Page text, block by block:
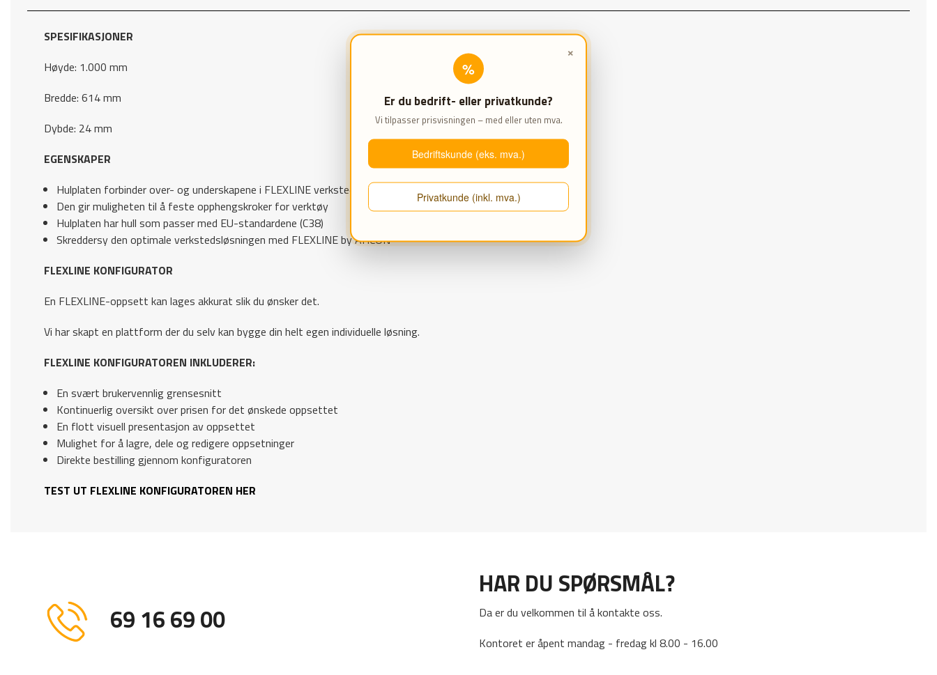
×
%
Er du bedrift- eller privatkunde?
Vi tilpasser prisvisningen – med eller uten mva.
Bedriftskunde (eks. mva.)
Privatkunde (inkl. mva.)
SPESIFIKASJONER
Høyde: 1.000 mm
Bredde: 614 mm
Dybde: 24 mm
EGENSKAPER
Hulplaten forbinder over- og underskapene i FLEXLINE verkstedsmøbelserien
Den gir muligheten til å feste opphengskroker for verktøy
Hulplaten har hull som passer med EU-standardene (C38)
Skreddersy den optimale verkstedsløsningen med FLEXLINE by AHCON
FLEXLINE KONFIGURATOR
En FLEXLINE-oppsett kan lages akkurat slik du ønsker det.
Vi har skapt en plattform der du selv kan bygge din helt egen individuelle løsning.
FLEXLINE KONFIGURATOREN INKLUDERER:
En svært brukervennlig grensesnitt
Kontinuerlig oversikt over prisen for det ønskede oppsettet
En flott visuell presentasjon av oppsettet
Mulighet for å lagre, dele og redigere oppsetninger
Direkte bestilling gjennom konfiguratoren
TEST UT FLEXLINE KONFIGURATOREN HER
69 16 69 00
HAR DU SPØRSMÅL?
Da er du velkommen til å kontakte oss.
Kontoret er åpent mandag - fredag kl 8.00 - 16.00